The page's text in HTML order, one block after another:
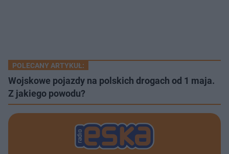
POLECANY ARTYKUŁ:
Wojskowe pojazdy na polskich drogach od 1 maja.
Z jakiego powodu?